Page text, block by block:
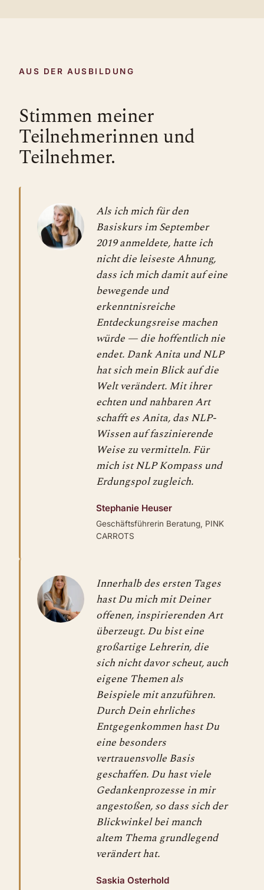
AUS DER AUSBILDUNG
Stimmen meiner
Teilnehmerinnen und
Teilnehmer.
Als ich mich für den
Basiskurs im September
2019 anmeldete, hatte ich
nicht die leiseste Ahnung,
dass ich mich damit auf eine
bewegende und
erkenntnisreiche
Entdeckungsreise machen
würde — die hoffentlich nie
endet. Dank Anita und NLP
hat sich mein Blick auf die
Welt verändert. Mit ihrer
echten und nahbaren Art
schafft es Anita, das NLP-
Wissen auf faszinierende
Weise zu vermitteln. Für
mich ist NLP Kompass und
Erdungspol zugleich.
Stephanie Heuser
Geschäftsführerin Beratung, PINK
CARROTS
Innerhalb des ersten Tages
hast Du mich mit Deiner
offenen, inspirierenden Art
überzeugt. Du bist eine
großartige Lehrerin, die
sich nicht davor scheut, auch
eigene Themen als
Beispiele mit anzuführen.
Durch Dein ehrliches
Entgegenkommen hast Du
eine besonders
vertrauensvolle Basis
geschaffen. Du hast viele
Gedankenprozesse in mir
angestoßen, so dass sich der
Blickwinkel bei manch
altem Thema grundlegend
verändert hat.
Saskia Osterhold